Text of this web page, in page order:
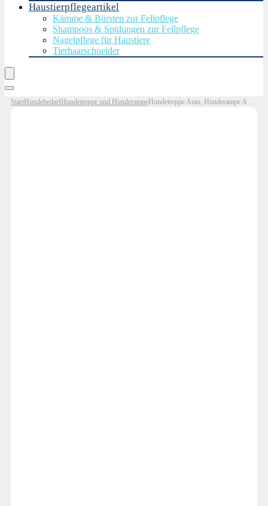
Haustierpflegeartikel
Kämme & Bürsten zur Fellpflege
Shampoos & Spülungen zur Fellpflege
Nagelpflege für Haustiere
Tierhaarschneider
StartHundebedarfHundetreppe und HunderampeHundetreppe Auto, Hunderampe Auto klappbar, Haustiertreppe, 5 Stufen Hundeleiter bis 70kg, Rampe Hunde Treppe für die Für kleine, mittlere, große Hunde